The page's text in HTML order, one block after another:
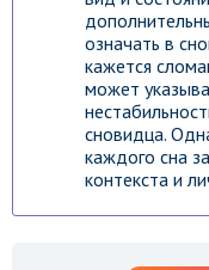
означать в
кажется
может
сновидца.
каждого сна
контекста и